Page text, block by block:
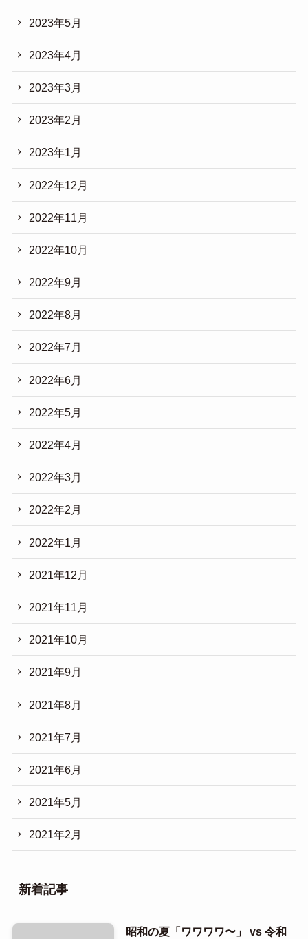
2023年5月
2023年4月
2023年3月
2023年2月
2023年1月
2022年12月
2022年11月
2022年10月
2022年9月
2022年8月
2022年7月
2022年6月
2022年5月
2022年4月
2022年3月
2022年2月
2022年1月
2021年12月
2021年11月
2021年10月
2021年9月
2021年8月
2021年7月
2021年6月
2021年5月
2021年2月
新着記事
昭和の夏「ワワワワ〜」 vs 令和